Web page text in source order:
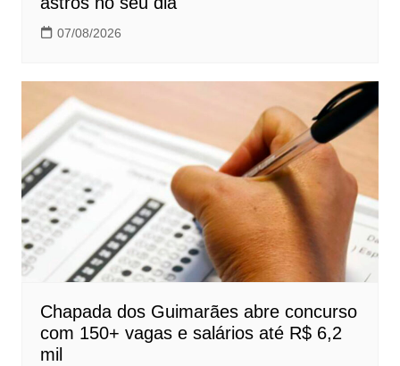
07/08/2026
Chapada dos Guimarães abre concurso
com 150+ vagas e salários até R$ 6,2
mil